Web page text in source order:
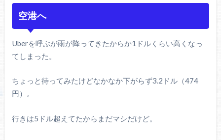
空港へ
Uberを呼ぶが雨が降ってきたからか1ドルくらい高くなっ
てしまった。
ちょっと待ってみたけどなかなか下がらず3.2ドル（474
円）。
行きは5ドル超えてたからまだマシだけど。